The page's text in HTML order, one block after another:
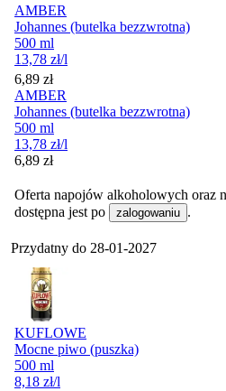
AMBER
Johannes (butelka bezzwrotna)
500 ml
13,78 zł/l
Cena
6,89 zł
AMBER
Johannes (butelka bezzwrotna)
500 ml
13,78 zł/l
Cena
6,89 zł
Oferta napojów alkoholowych oraz
dostępna jest po
zalogowaniu .
Przydatny do 28-01-2027
KUFLOWE
Mocne piwo (puszka)
500 ml
8,18 zł/l